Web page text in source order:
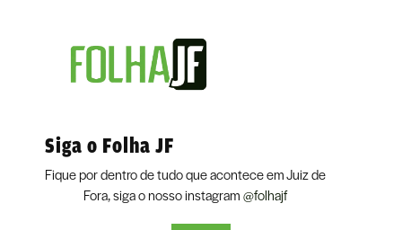
Siga o Folha JF
Fique por dentro de tudo que acontece em Juiz de
Fora, siga o nosso instagram@folhajf